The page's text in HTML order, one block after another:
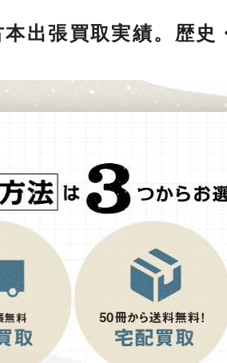
出張買取実績。歴史